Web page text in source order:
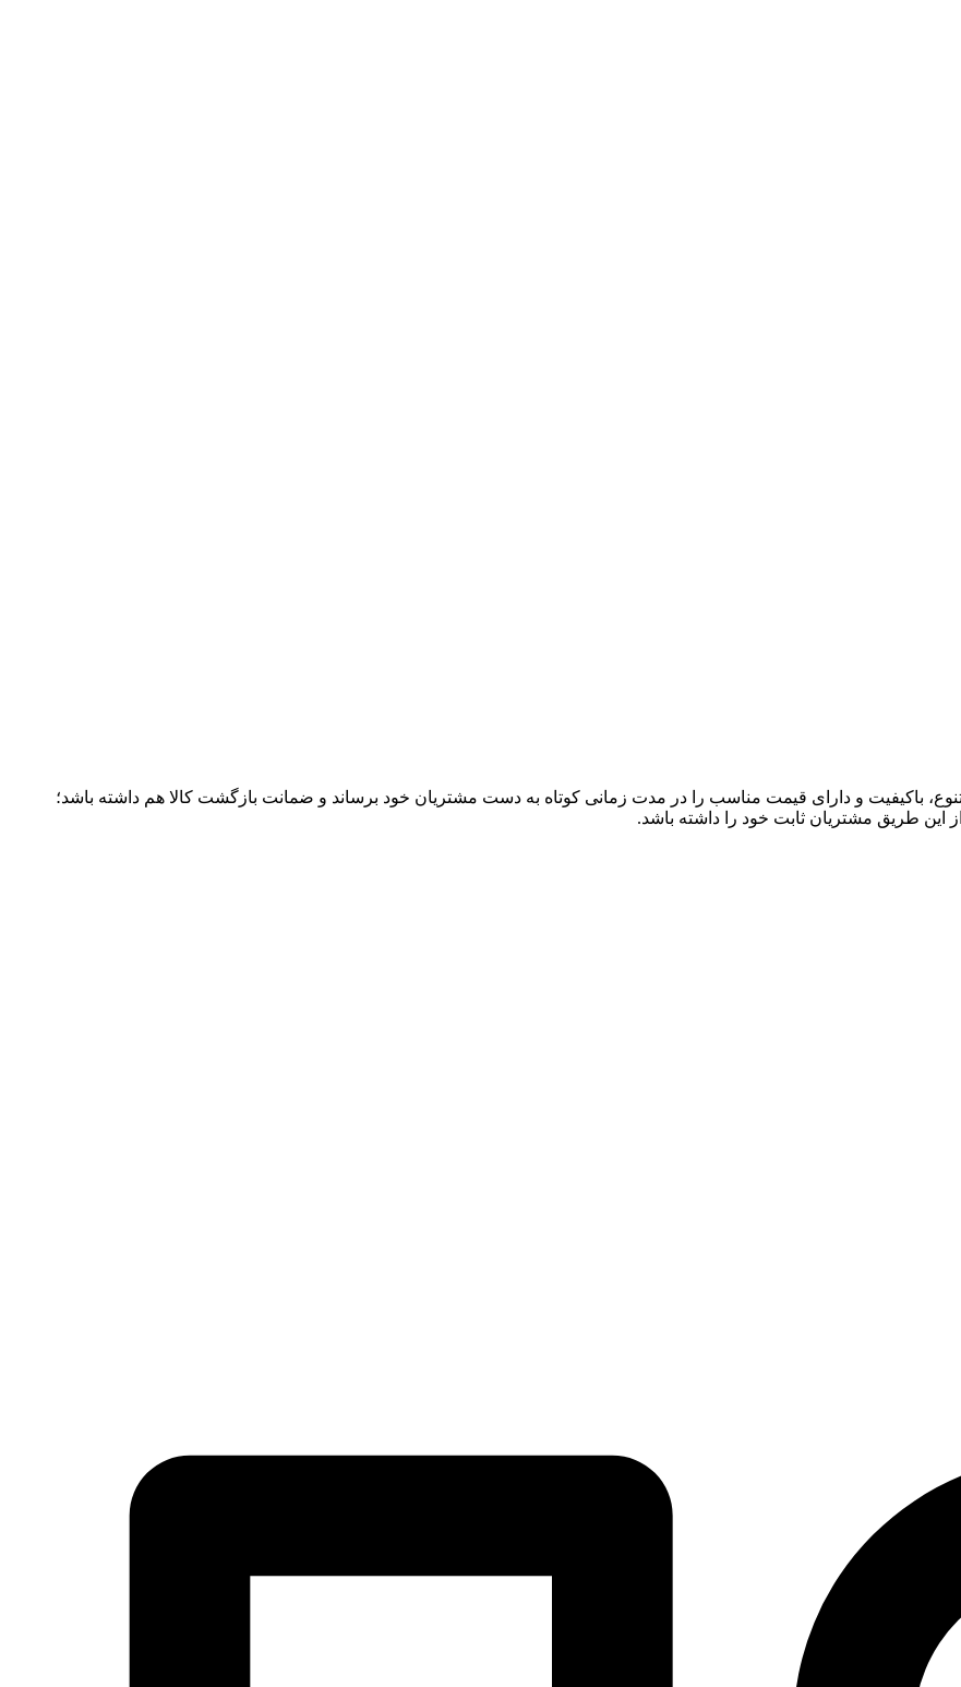
باکیفیت و دارای قیمت مناسب را در مدت زمانی کوتاه به دست مشتریان خود برساند و ضمانت بازگشت کالا هم داشته باشد؛
این طریق مشتریان ثابت خود را داشته باشد.